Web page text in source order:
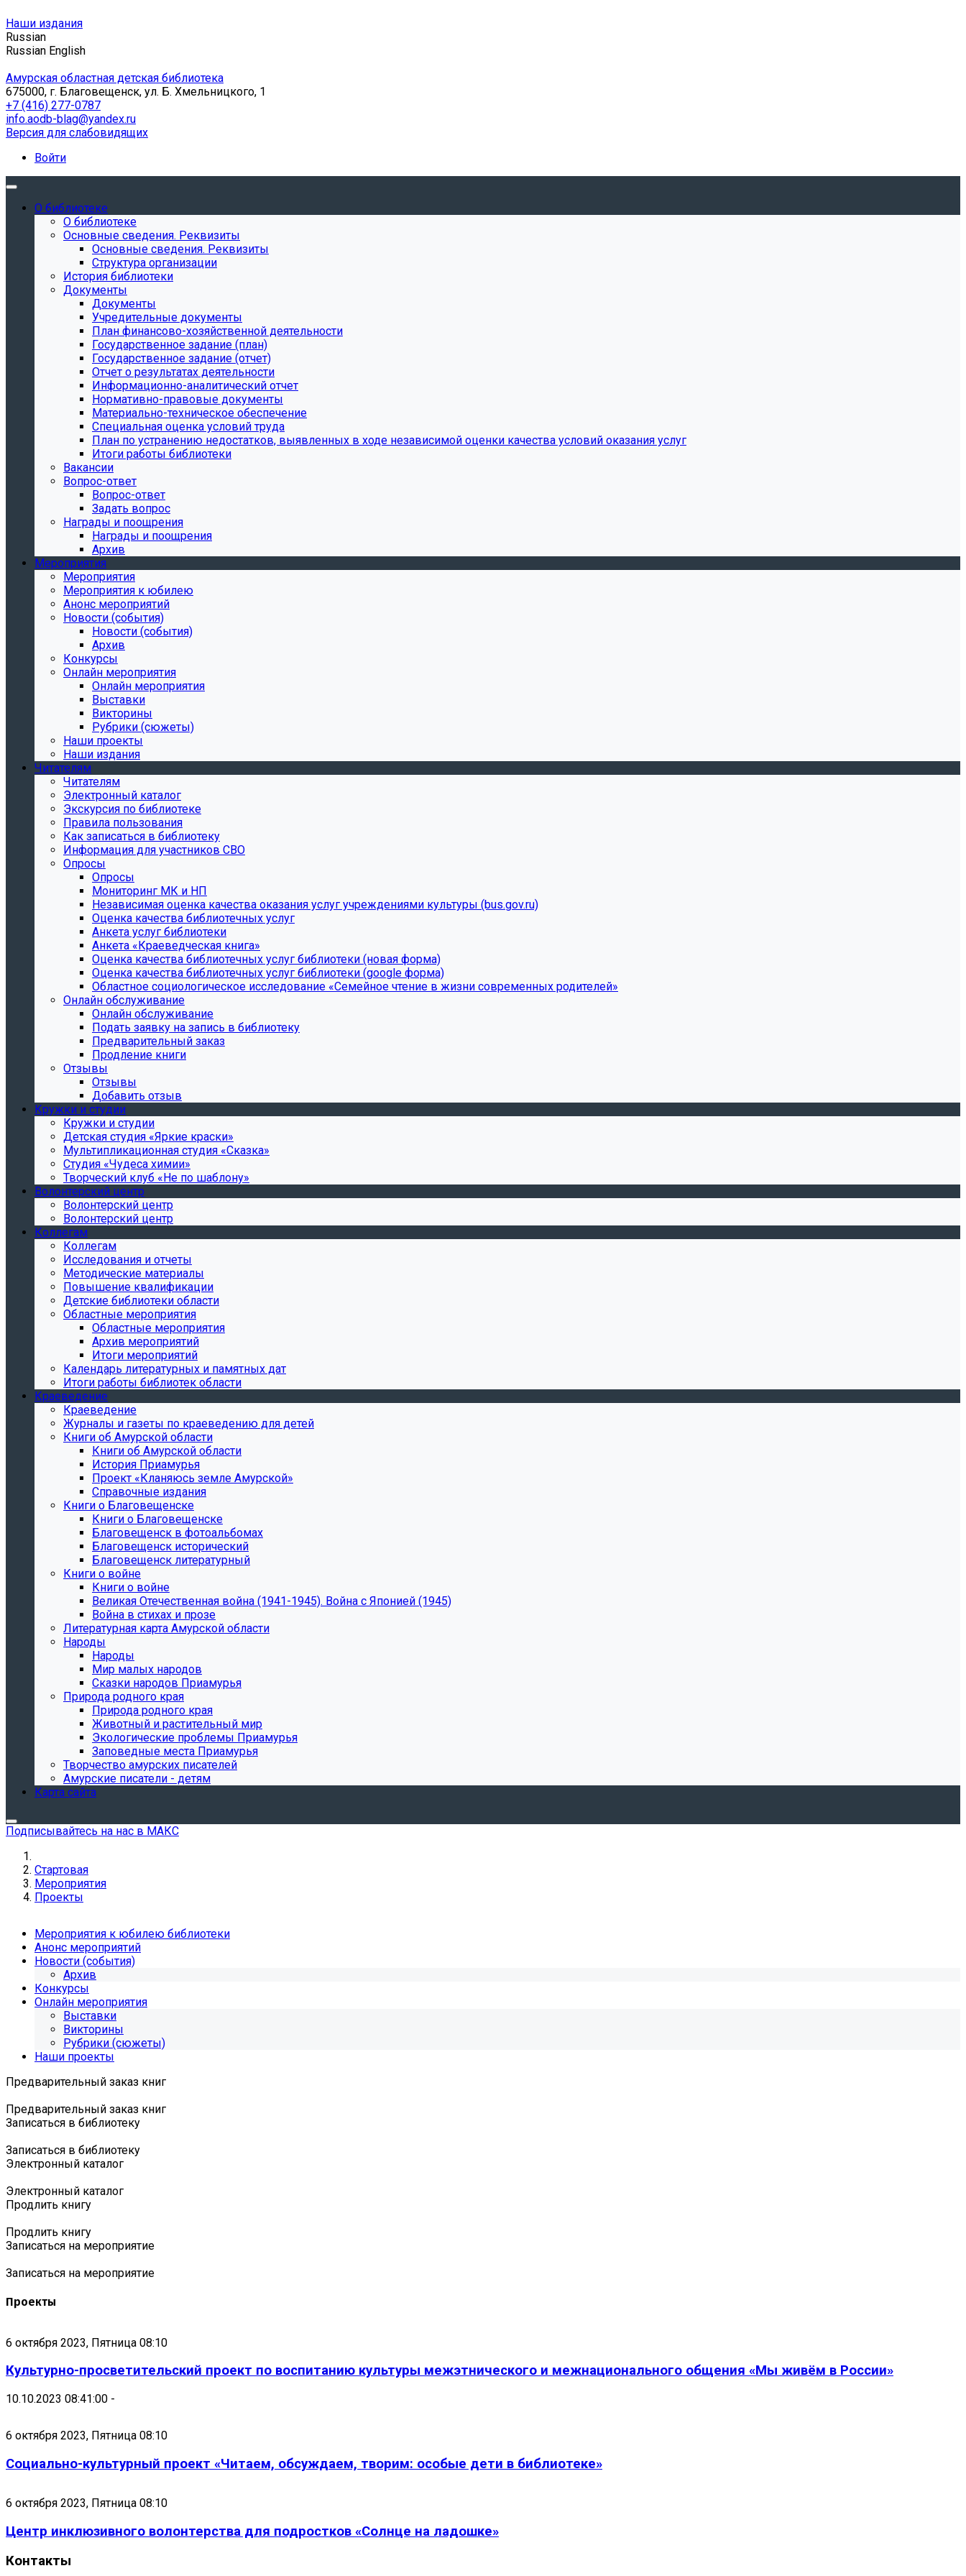
Наши издания
Russian
Russian English
Амурская областная детская библиотека
675000, г. Благовещенск, ул. Б. Хмельницкого, 1
+7 (416) 277-0787
info.aodb-blag@yandex.ru
Версия для слабовидящих
Войти
О библиотеке
О библиотеке
Основные сведения. Реквизиты
Основные сведения. Реквизиты
Структура организации
История библиотеки
Документы
Документы
Учредительные документы
План финансово-хозяйственной деятельности
Государственное задание (план)
Государственное задание (отчет)
Отчет о результатах деятельности
Информационно-аналитический отчет
Нормативно-правовые документы
Материально-техническое обеспечение
Специальная оценка условий труда
План по устранению недостатков, выявленных в ходе независимой оценки качества условий оказания услуг
Итоги работы библиотеки
Вакансии
Вопрос-ответ
Вопрос-ответ
Задать вопрос
Награды и поощрения
Награды и поощрения
Архив
Мероприятия
Мероприятия
Мероприятия к юбилею
Анонс мероприятий
Новости (события)
Новости (события)
Архив
Конкурсы
Онлайн мероприятия
Онлайн мероприятия
Выставки
Викторины
Рубрики (сюжеты)
Наши проекты
Наши издания
Читателям
Читателям
Электронный каталог
Экскурсия по библиотеке
Правила пользования
Как записаться в библиотеку
Информация для участников СВО
Опросы
Опросы
Мониторинг МК и НП
Независимая оценка качества оказания услуг учреждениями культуры (bus.gov.ru)
Оценка качества библиотечных услуг
Анкета услуг библиотеки
Анкета «Краеведческая книга»
Oценка качества библиотечных услуг библиотеки (новая форма)
Oценка качества библиотечных услуг библиотеки (google форма)
Областное социологическое исследование «Семейное чтение в жизни современных родителей»
Онлайн обслуживание
Онлайн обслуживание
Подать заявку на запись в библиотеку
Предварительный заказ
Продление книги
Отзывы
Отзывы
Добавить отзыв
Кружки и студии
Кружки и студии
Детская студия «Яркие краски»
Мультипликационная студия «Сказка»
Студия «Чудеса химии»
Творческий клуб «Не по шаблону»
Волонтерский центр
Волонтерский центр
Волонтерский центр
Коллегам
Коллегам
Исследования и отчеты
Методические материалы
Повышение квалификации
Детские библиотеки области
Областные мероприятия
Областные мероприятия
Архив мероприятий
Итоги мероприятий
Календарь литературных и памятных дат
Итоги работы библиотек области
Краеведение
Краеведение
Журналы и газеты по краеведению для детей
Книги об Амурской области
Книги об Амурской области
История Приамурья
Проект «Кланяюсь земле Амурской»
Справочные издания
Книги о Благовещенске
Книги о Благовещенске
Благовещенск в фотоальбомах
Благовещенск исторический
Благовещенск литературный
Книги о войне
Книги о войне
Великая Отечественная война (1941-1945). Война с Японией (1945)
Война в стихах и прозе
Литературная карта Амурской области
Народы
Народы
Мир малых народов
Сказки народов Приамурья
Природа родного края
Природа родного края
Животный и растительный мир
Экологические проблемы Приамурья
Заповедные места Приамурья
Творчество амурских писателей
Амурские писатели - детям
Карта сайта
Подписывайтесь на нас в МАКС
Стартовая
Мероприятия
Проекты
Мероприятия к юбилею библиотеки
Анонс мероприятий
Новости (события)
Архив
Конкурсы
Онлайн мероприятия
Выставки
Викторины
Рубрики (сюжеты)
Наши проекты
Предварительный заказ книг
Предварительный заказ книг
Записаться в библиотеку
Записаться в библиотеку
Электронный каталог
Электронный каталог
Продлить книгу
Продлить книгу
Записаться на мероприятие
Записаться на мероприятие
Проекты
6 октября 2023, Пятница 08:10
Культурно-просветительский проект по воспитанию культуры межэтнического и межнационального общения «Мы живём в России»
10.10.2023 08:41:00 -
6 октября 2023, Пятница 08:10
Социально-культурный проект «Читаем, обсуждаем, творим: особые дети в библиотеке»
6 октября 2023, Пятница 08:10
Центр инклюзивного волонтерства для подростков «Солнце на ладошке»
Контакты